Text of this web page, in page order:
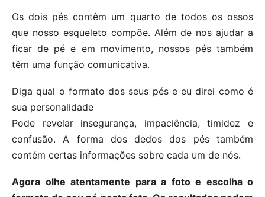
Os dois pés contêm um quarto de todos os ossos
que nosso esqueleto compõe. Além de nos ajudar a
ficar de pé e em movimento, nossos pés também
têm uma função comunicativa.
Diga qual o formato dos seus pés e eu direi como é
sua personalidade
Pode revelar insegurança, impaciência, timidez e
confusão. A forma dos dedos dos pés também
contém certas informações sobre cada um de nós.
Agora olhe atentamente para a foto e escolha o